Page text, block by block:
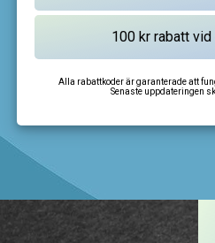
Alla rabattkoder är garanterade att
Senaste uppdateringen